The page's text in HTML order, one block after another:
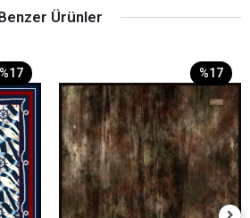
Ürünler
%17 %17